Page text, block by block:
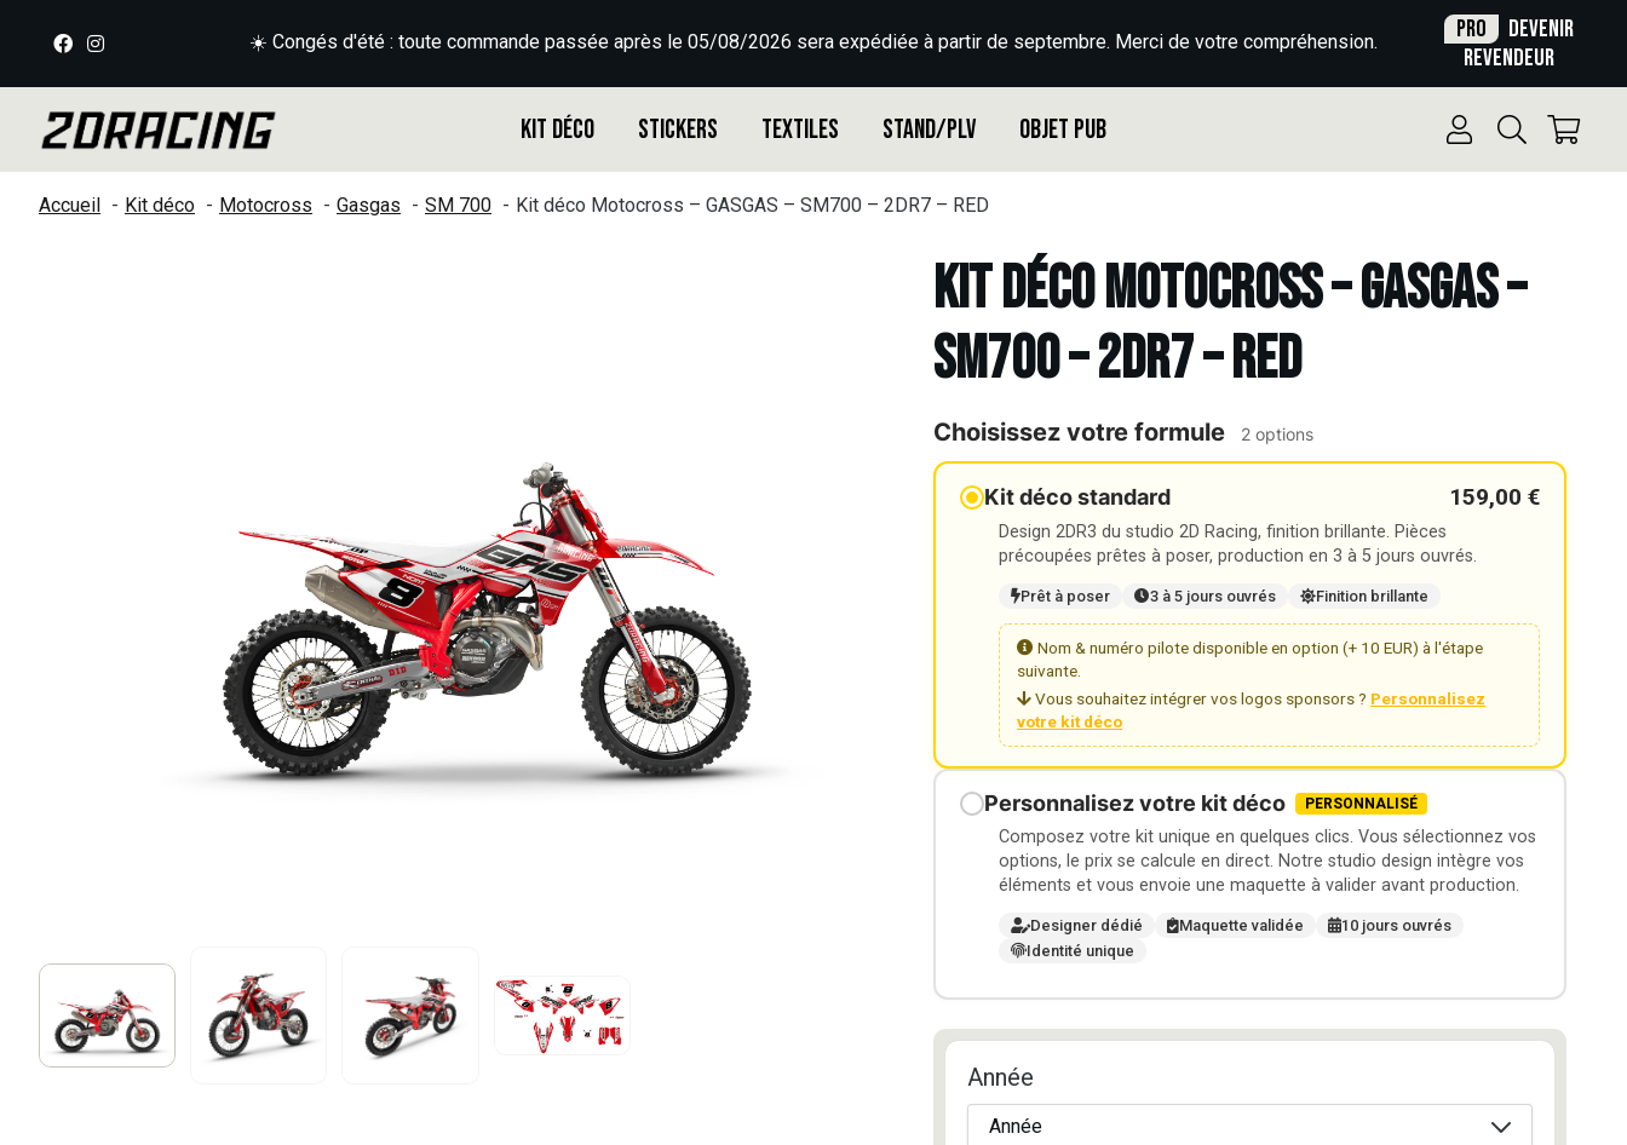
☀️ Congés d'été : toute commande passée après le 05/08/2026 sera expédiée à partir de septembre. Merci de votre compréhension. Pro
Devenir
revendeur
Kit déco Stickers Textiles Stand/PLV Objet Pub
Accueil Kit déco Motocross Gasgas SM 700 Kit déco Motocross – GASGAS – SM700 – 2DR7 – RED
Kit déco Motocross – GASGAS –
SM700 – 2DR7 – RED
Choisissez votre formule 2 options
Kit déco standard 159,00 €
Design 2DR3 du studio 2D Racing, finition brillante. Pièces
précoupées prêtes à poser, production en 3 à 5 jours ouvrés.
Prêt à poser 3 à 5 jours ouvrés Finition brillante
Nom & numéro pilote disponible en option (+ 10 EUR) à l'étape
suivante.
Vous souhaitez intégrer vos logos sponsors ? Personnalisez
votre kit déco
Personnalisez votre kit déco PERSONNALISÉ
Composez votre kit unique en quelques clics. Vous sélectionnez vos
options, le prix se calcule en direct. Notre studio design intègre vos
éléments et vous envoie une maquette à valider avant production.
Designer dédié Maquette validée
10 jours ouvrés
Identité unique
Année